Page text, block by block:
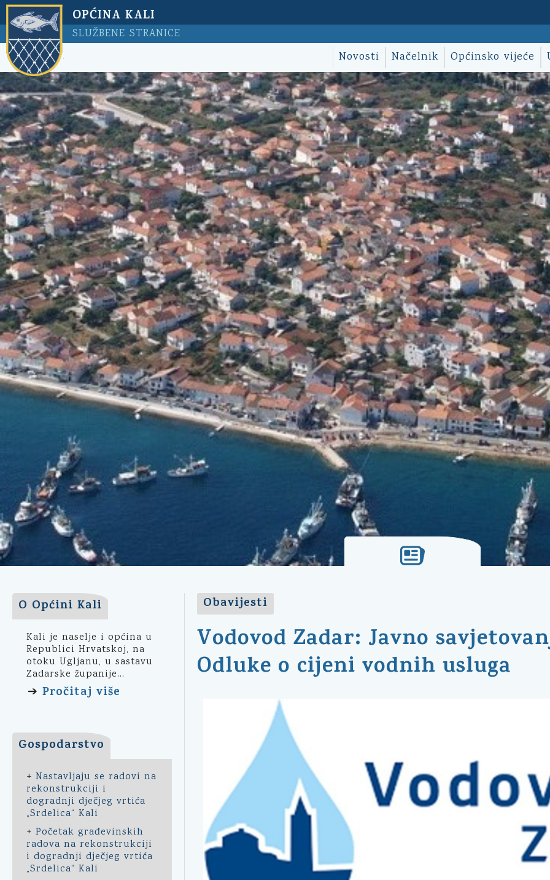
OPĆINA KALI
SLUŽBENE STRANICE
Novosti Načelnik Općinsko vijeće
O Općini Kali
Kali je naselje i općina u
Republici Hrvatskoj, na
otoku Ugljanu, u sastavu
Zadarske županije...
➔ Pročitaj više
Gospodarstvo
+ Nastavljaju se radovi na
rekonstrukciji i
dogradnji dječjeg vrtića
„Srdelica“ Kali
+ Početak građevinskih
radova na rekonstrukciji
i dogradnji dječjeg vrtića
„Srdelica“ Kali
Obavijesti
Vodovod Zadar: Javno
Odluke o cijeni vodnih usluga